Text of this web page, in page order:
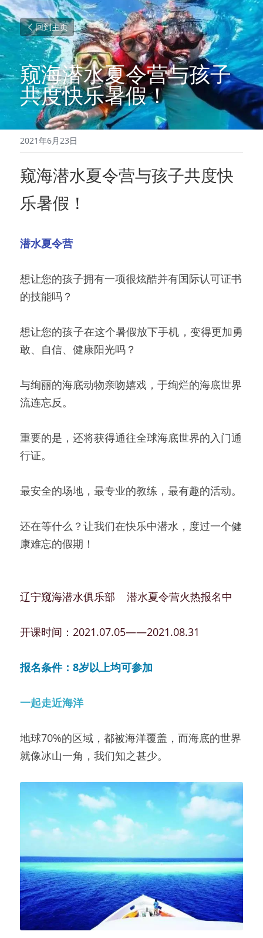
回到主页
窥海潜水夏令营与孩子
共度快乐暑假！
2021年6月23日
窥海潜水夏令营与孩子共度快
乐暑假！
潜水夏令营
想让您的孩子拥有一项很炫酷并有国际认可证书
的技能吗？
想让您的孩子在这个暑假放下手机，变得更加勇
敢、自信、健康阳光吗？
与绚丽的海底动物亲吻嬉戏，于绚烂的海底世界
流连忘反。
重要的是，还将获得通往全球海底世界的入门通
行证。
最安全的场地，最专业的教练，最有趣的活动。
还在等什么？让我们在快乐中潜水，度过一个健
康难忘的假期！
开课时间：2021.07.05——2021.08.31
报名条件：8岁以上均可参加
一起走近海洋
地球70%的区域，都被海洋覆盖，而海底的世界
就像冰山一角，我们知之甚少。